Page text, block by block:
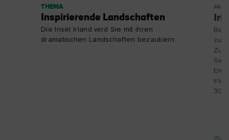
THEMA
Inspirierende Landschaften
Die Insel Irland wird Sie mit ihren
dramatischen Landschaften bezaubern.
zu